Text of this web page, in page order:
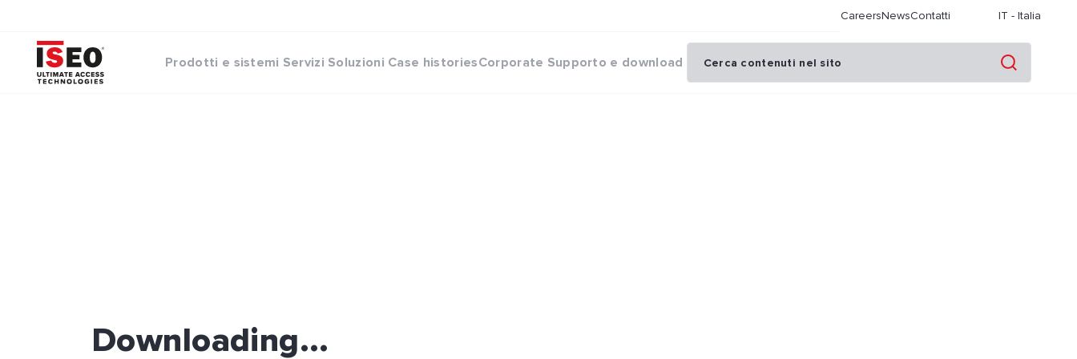
CareersNewsContatti IT - Italia
Prodotti e sistemi Servizi Soluzioni Case historiesCorporate Supporto e download
Downloading...